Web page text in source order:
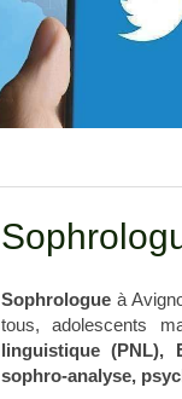
Sophrologueà
tous, adolescents
linguistique (PNL),
sophro-analyse,